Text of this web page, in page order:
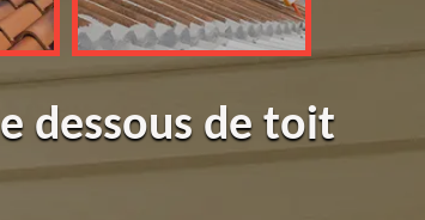
dessous de toit